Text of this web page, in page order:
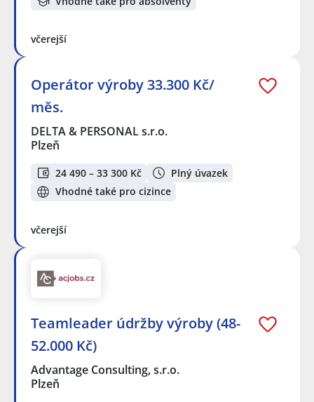
včerejší
Operátor výroby 33.300 Kč/
měs.
DELTA & PERSONAL s.r.o.
Plzeň
24 490 – 33 300 Kč
Plný úvazek
Vhodné také pro cizince
včerejší
Teamleader údržby výroby (48-
52.000 Kč)
Advantage Consulting, s.r.o.
Plzeň